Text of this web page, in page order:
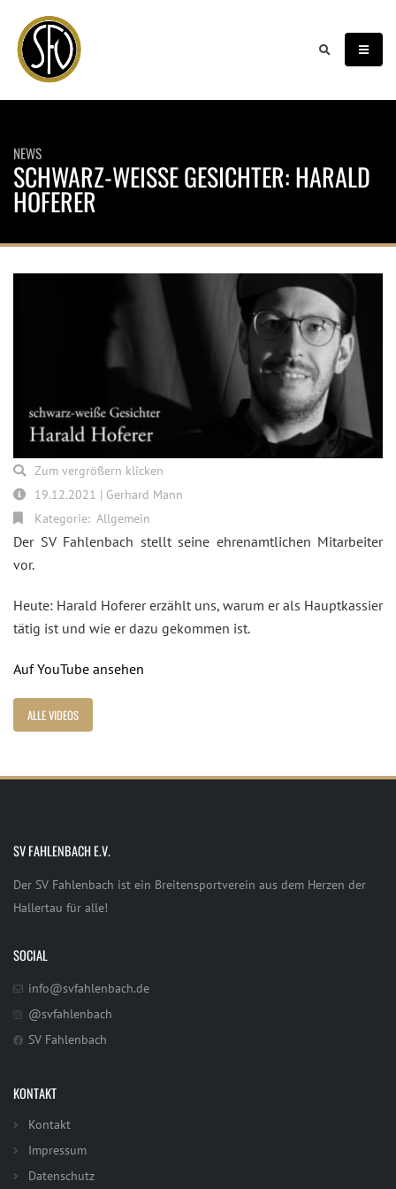
NEWS
SCHWARZ-WEISSE GESICHTER: HARALD H
OFERER
Der SV Fahlenbach stellt seine ehrenamtlichen Mitarbeiter
vor.
Heute: Harald Hoferer erzählt uns, warum er als Hauptkassier
tätig ist und wie er dazu gekommen ist.
Auf YouTube ansehen
ALLE VIDEOS
Zum vergrößern klicken
19.12.2021 | Gerhard Mann
Kategorie: Allgemein
SV FAHLENBACH E.V.
Der SV Fahlenbach ist ein Breitensportverein aus dem Herzen der
Hallertau für alle!
SOCIAL
info@svfahlenbach.de
@svfahlenbach
SV Fahlenbach
KONTAKT
Kontakt
Impressum
Datenschutz